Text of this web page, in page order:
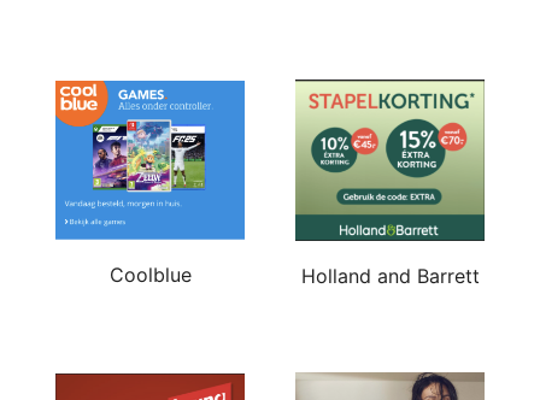
Coolblue Holland and Barrett